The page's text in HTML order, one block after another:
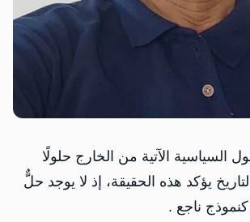
السياسية الآتية من الخارج حلولًا
يؤكد هذه الحقيقة، إذ لا يوجد حلٌّ
كنموذج ناجع .